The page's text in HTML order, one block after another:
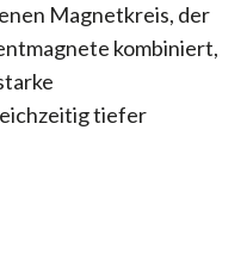
Magnetkreis, der
kombiniert,
tiefer